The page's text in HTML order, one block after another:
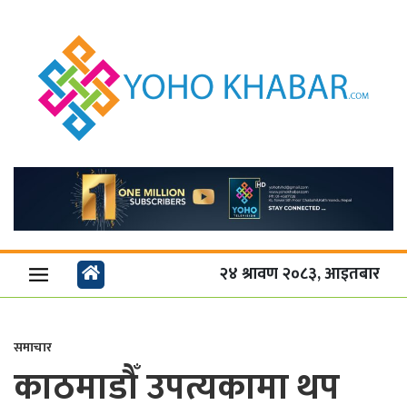
२४ श्रावण २०८३, आइतबार
समाचार
काठमाडौँ उपत्यकामा थप